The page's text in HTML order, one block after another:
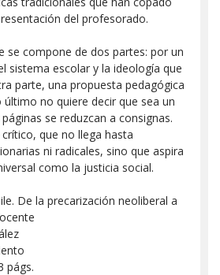
del profesorado.
se compone de dos partes: por un
sistema escolar y la ideología que
parte, una propuesta pedagógica
último no quiere decir que sea un
se reduzcan a consignas.
crítico, que no llega hasta
ni radicales, sino que aspira
como la justicia social.
De la precarización neoliberal a
págs.